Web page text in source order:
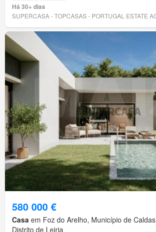
Há 30+ dias
SUPERCASA - TOPCASAS - PORTUGAL ESTATE
580 000 €
Casa em Foz do Arelho, Município de
Distrito de Leiria